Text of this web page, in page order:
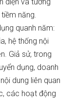
năng.
quanh năm:
hệ thống nội
Giả sử, trong
dụng, doanh
dung liên quan
các hoạt động